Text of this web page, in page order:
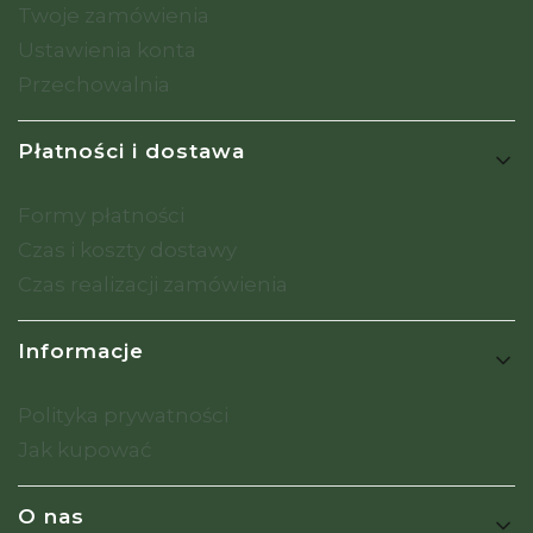
Twoje zamówienia
Ustawienia konta
Przechowalnia
Płatności i dostawa
Formy płatności
Czas i koszty dostawy
Czas realizacji zamówienia
Informacje
Polityka prywatności
Jak kupować
O nas